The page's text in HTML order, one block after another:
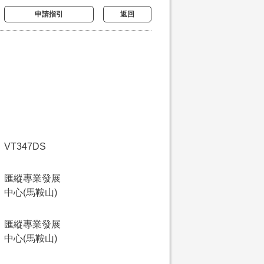
申請指引 返回
VT347DS
匯縱專業發展
中心(馬鞍山)
匯縱專業發展
中心(馬鞍山)